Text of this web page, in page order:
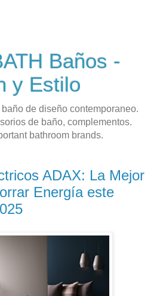
Baños -
y Estilo
de diseño contemporaneo.
de baño, complementos.
bathroom brands.
ADAX: La Mejor
Energía este